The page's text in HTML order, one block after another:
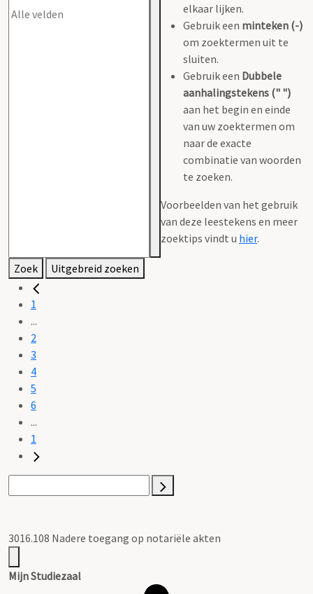
elkaar lijken.
Gebruik een minteken (-)
om zoektermen uit te
sluiten.
Gebruik een Dubbele
aanhalingstekens (" ")
aan het begin en einde
van uw zoektermen om
naar de exacte
combinatie van woorden
te zoeken.
Voorbeelden van het gebruik
van deze leestekens en meer
zoektips vindt u hier.
Zoek Uitgebreid zoeken
1
...
2
3
4
5
6
...
1
3016.108 Nadere toegang op notariële akten
Mijn Studiezaal